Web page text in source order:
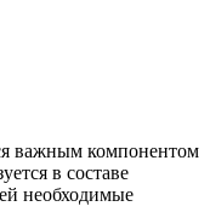
важным компонентом
в составе
необходимые